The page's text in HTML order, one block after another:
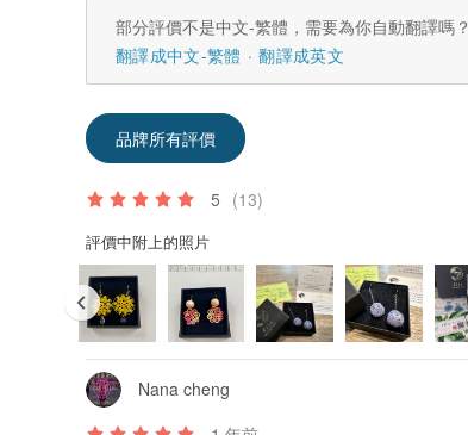
部分評價不是中文-繁體，需要為你自動翻譯嗎？
翻譯成中文-繁體
翻譯成英文
品牌所有評價
5 (13)
評價中附上的照片
Nana cheng